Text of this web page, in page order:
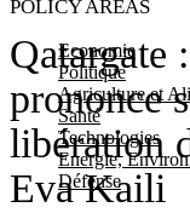
POLICY AREAS
Economie
Politique
Agriculture et
Santé
Technologies
Energie,
Défense
Qatargate
prononce
libération
Eva Kaili